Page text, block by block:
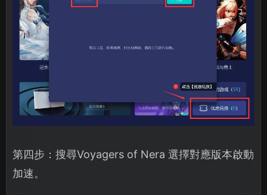
第四步：搜尋Voyagers of Nera 選擇對應版本啟動
加速。